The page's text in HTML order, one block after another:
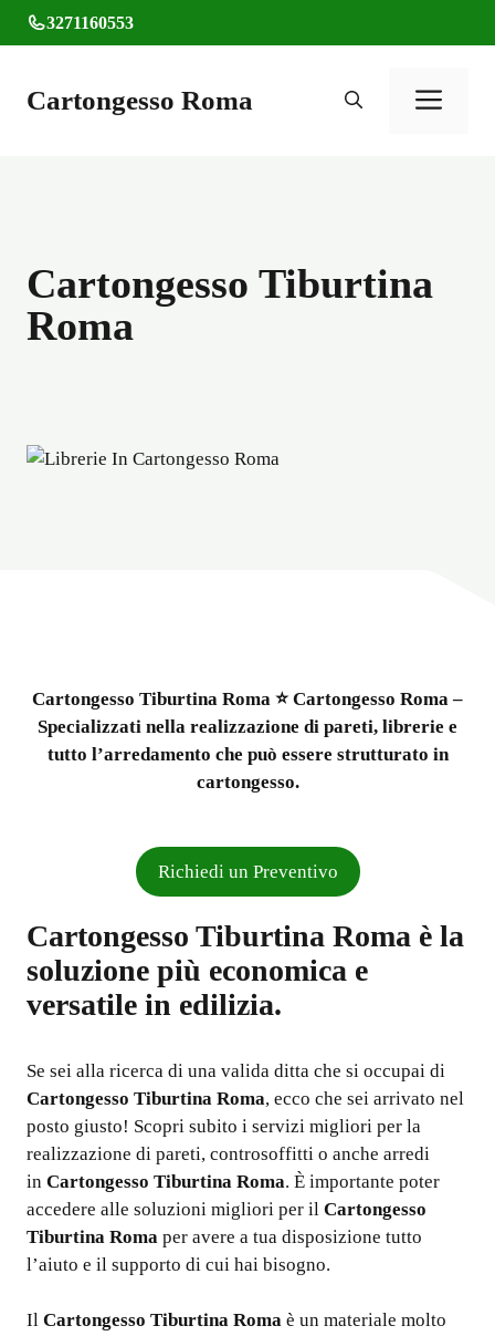
al
3271160553
Cartongesso Roma
Cartongesso Tiburtina
Roma
Cartongesso Tiburtina Roma ⭐ Cartongesso Roma –
Specializzati nella realizzazione di pareti, librerie e
tutto l’arredamento che può essere strutturato in
cartongesso.
Richiedi un Preventivo
Cartongesso Tiburtina Roma è la
soluzione più economica e
versatile in edilizia.
Se sei alla ricerca di una valida ditta che si occupai di
Cartongesso Tiburtina Roma, ecco che sei arrivato nel
posto giusto! Scopri subito i servizi migliori per la
realizzazione di pareti, controsoffitti o anche arredi
in Cartongesso Tiburtina Roma. È importante poter
accedere alle soluzioni migliori per il Cartongesso
Tiburtina Roma per avere a tua disposizione tutto
l’aiuto e il supporto di cui hai bisogno.
Il Cartongesso Tiburtina Roma è un materiale molto